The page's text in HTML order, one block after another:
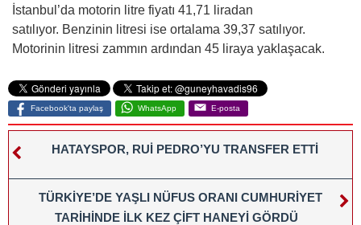
İstanbul’da motorin litre fiyatı 41,71 liradan
satılıyor. Benzinin litresi ise ortalama 39,37 satılıyor.
Motorinin litresi zammın ardından 45 liraya yaklaşacak.
Facebook'ta paylaş WhatsApp E-posta
HATAYSPOR, RUİ PEDRO’YU TRANSFER ETTİ
TÜRKİYE’DE YAŞLI NÜFUS ORANI CUMHURİYET
TARİHİNDE İLK KEZ ÇİFT HANEYİ GÖRDÜ